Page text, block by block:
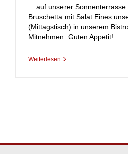
... auf unserer Sonnenterrasse
Bruschetta mit Salat Eines
(Mittagstisch) in unserem
Mitnehmen. Guten Appetit!
Weiterlesen